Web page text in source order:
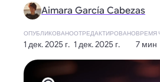
Aimara García Cabezas
ОПУБЛИКОВАНО
1 дек. 2025 г.
ОТРЕДАКТИРОВАНО
1 дек. 2025 г.
ВРЕМЯ
7 мин